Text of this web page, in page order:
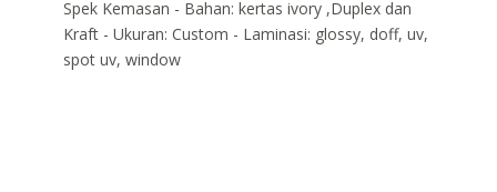
Spek Kemasan - Bahan: kertas ivory ,Duplex dan
Kraft - Ukuran: Custom - Laminasi: glossy, doff, uv,
spot uv, window